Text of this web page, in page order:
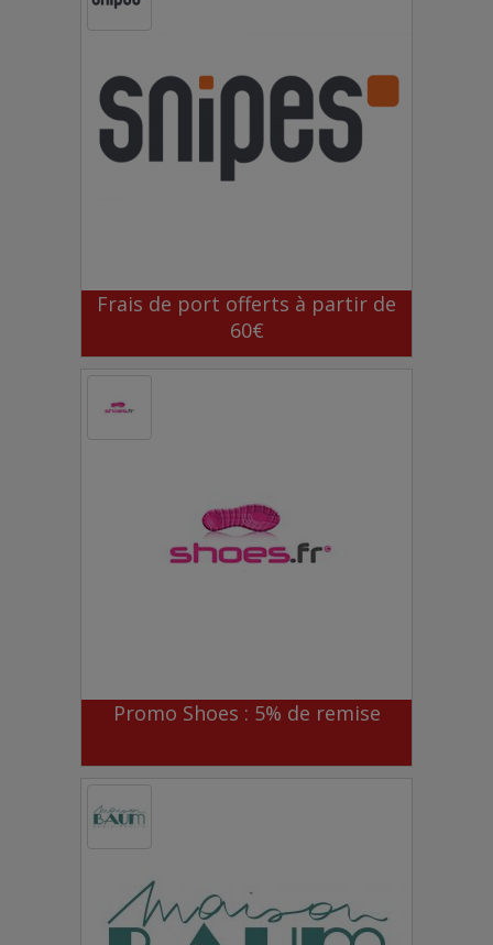
Frais de port offerts à partir de
60€
Promo Shoes : 5% de remise